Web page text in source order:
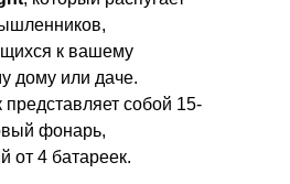
к вашему
дому или даче.
представляет собой 15-
фонарь,
от 4 батареек.